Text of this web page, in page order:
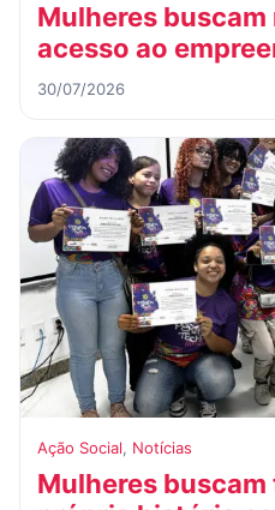
Mulheres
acesso ao
30/07/2026
Ação Social, Notícias
Mulheres